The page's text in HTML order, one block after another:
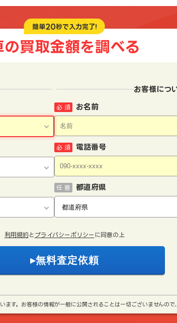
簡単20秒で入力完了!
の買取金額を調べる
お客様につ
お名前
必 須
電話番号
必 須
都道府県
任 意
利用規約 と プライバシーポリシー に同意の上
ます。お客様の情報が一般に公開されることは一切ございませんの